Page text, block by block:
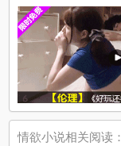
情欲小说相关阅读：